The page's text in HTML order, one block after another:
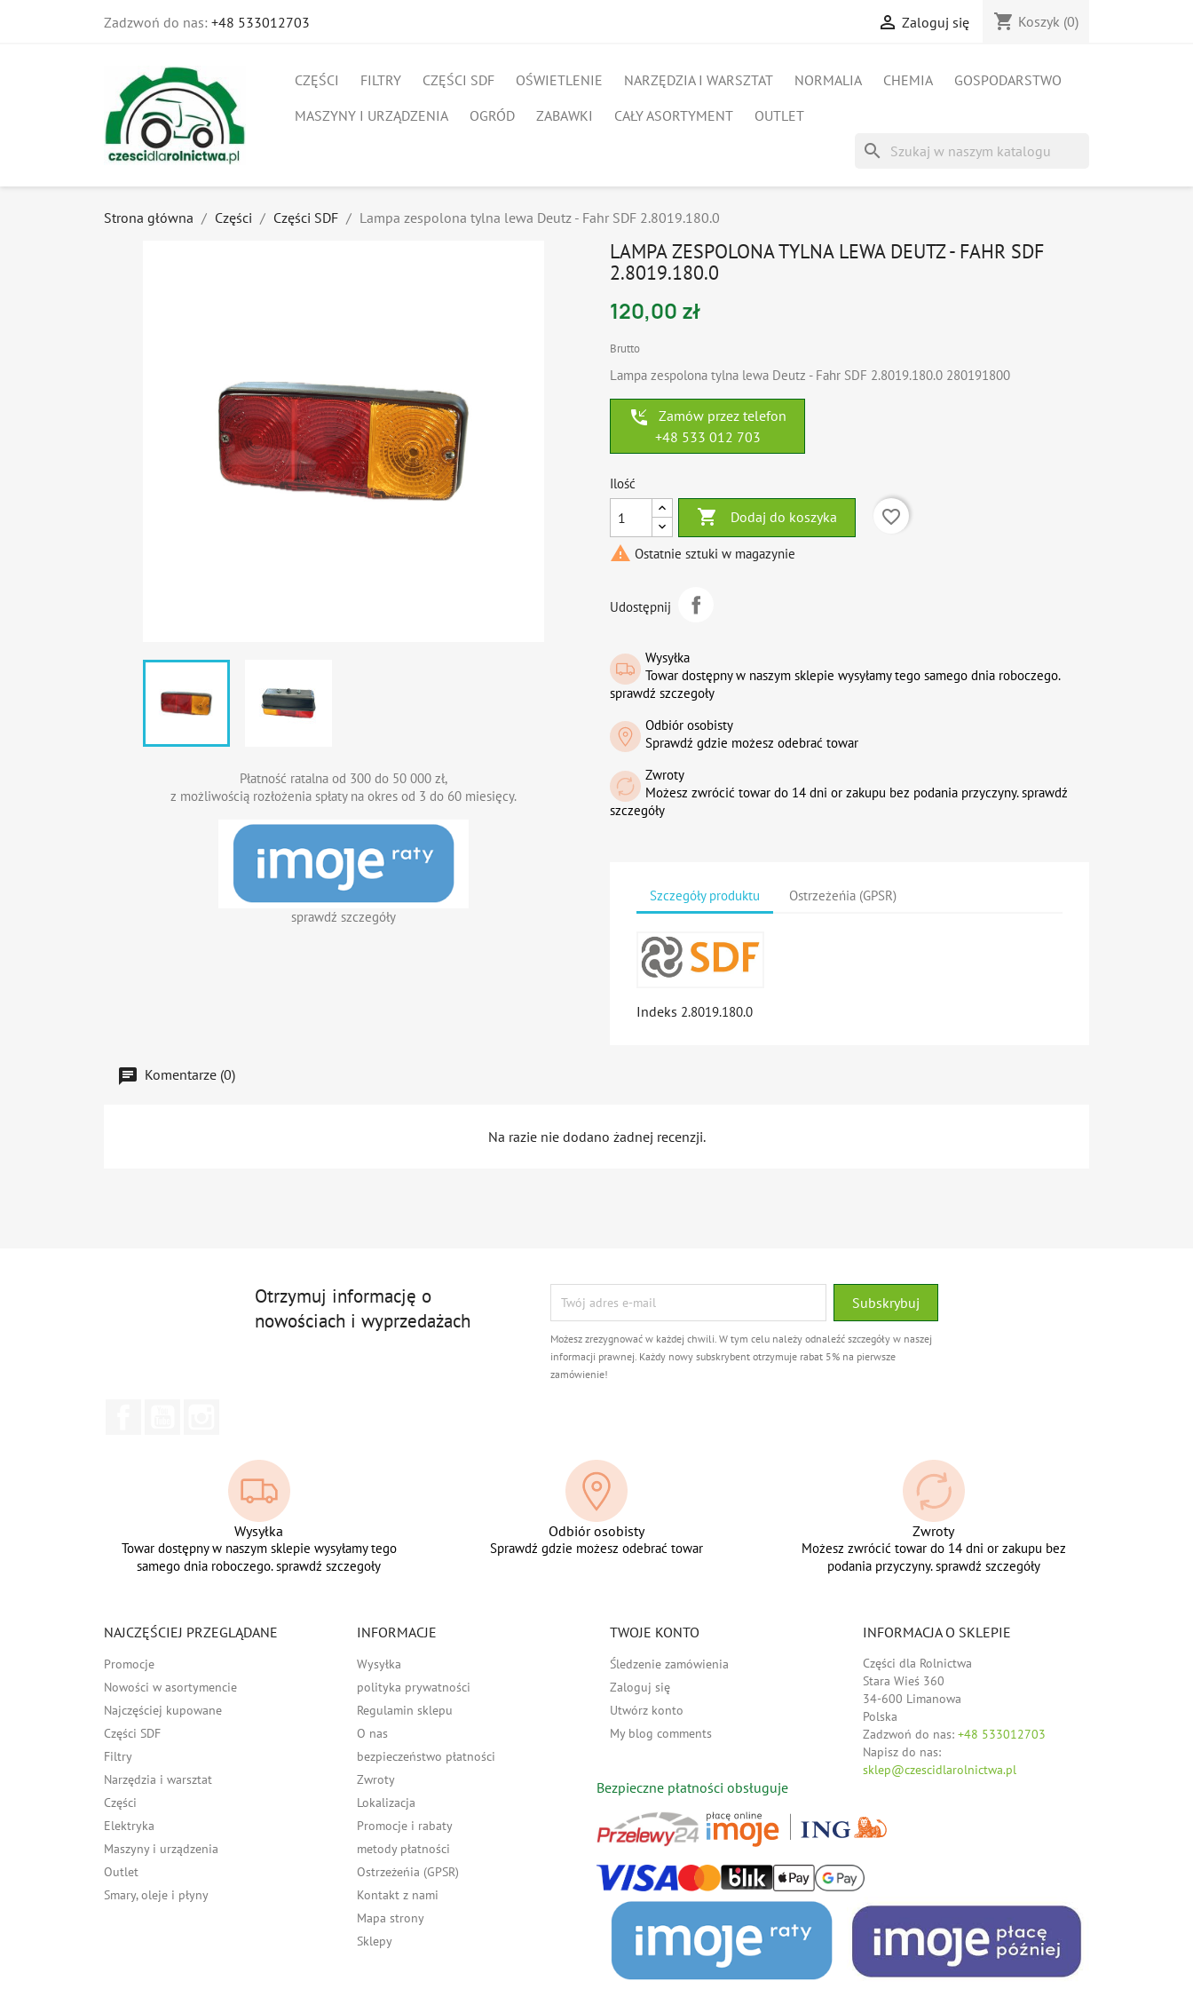
Zadzwoń do nas: +48 533012703  Zaloguj się shopping_cart Koszyk (0)
CZĘŚCI FILTRY CZĘŚCI SDF OŚWIETLENIE NARZĘDZIA I WARSZTAT NORMALIA CHEMIA
GOSPODARSTWO
MASZYNY I URZĄDZENIA
OGRÓD ZABAWKI CAŁY ASORTYMENT OUTLET
search
Strona główna Części Części SDF Lampa zespolona tylna lewa Deutz - Fahr SDF 2.8019.180.0
Płatność ratalna od 300 do 50 000 zł,
z możliwością rozłożenia spłaty na okres od 3 do 60 miesięcy.
sprawdź szczegóły
LAMPA ZESPOLONA TYLNA LEWA DEUTZ - FAHR SDF
2.8019.180.0
120,00 zł
Brutto
Lampa zespolona tylna lewa Deutz - Fahr SDF 2.8019.180.0 280191800
phone_callback
Zamów przez telefon
+48 533 012 703
Ilość
 Dodaj do koszyka
favorite_border
 Ostatnie sztuki w magazynie
Udostępnij
Wysyłka
Towar dostępny w naszym sklepie wysyłamy tego samego dnia roboczego.
sprawdź szczegoły
Odbiór osobisty
Sprawdź gdzie możesz odebrać towar
Zwroty
Możesz zwrócić towar do 14 dni or zakupu bez podania przyczyny. sprawdź
szczegóły
Szczegóły produktu Ostrzeżeńia (GPSR)
Indeks 2.8019.180.0
Komentarze (0)
Na razie nie dodano żadnej recenzji.
Otrzymuj informację o
nowościach i wyprzedażach
Możesz zrezygnować w każdej chwili. W tym celu należy odnaleźć szczegóły w naszej
informacji prawnej. Każdy nowy subskrybent otrzymuje rabat 5% na pierwsze
zamówienie!
Wysyłka
Towar dostępny w naszym sklepie wysyłamy tego
samego dnia roboczego. sprawdź szczegoły
Odbiór osobisty
Sprawdź gdzie możesz odebrać towar
Zwroty
Możesz zwrócić towar do 14 dni or zakupu bez
podania przyczyny. sprawdź szczegóły
NAJCZĘŚCIEJ PRZEGLĄDANE
Promocje
Nowości w asortymencie
Najczęściej kupowane
Części SDF
Filtry
Narzędzia i warsztat
Części
Elektryka
Maszyny i urządzenia
Outlet
Smary, oleje i płyny
INFORMACJE
Wysyłka
polityka prywatności
Regulamin sklepu
O nas
bezpieczeństwo płatności
Zwroty
Lokalizacja
Promocje i rabaty
metody płatności
Ostrzeżeńia (GPSR)
Kontakt z nami
Mapa strony
Sklepy
TWOJE KONTO
Śledzenie zamówienia
Zaloguj się
Utwórz konto
My blog comments
INFORMACJA O SKLEPIE
Części dla Rolnictwa
Stara Wieś 360
34-600 Limanowa
Polska
Zadzwoń do nas: +48 533012703
Napisz do nas:
sklep@czescidlarolnictwa.pl
Bezpieczne płatności obsługuje